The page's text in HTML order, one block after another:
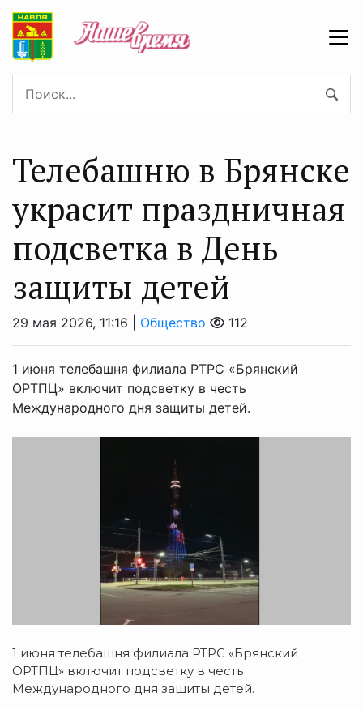
Телебашню в Брянске
украсит праздничная
подсветка в День
защиты детей
29 мая 2026, 11:16 | Общество 112
1 июня телебашня филиала РТРС «Брянский
ОРТПЦ» включит подсветку в честь
Международного дня защиты детей.
1 июня телебашня филиала РТРС «Брянский
ОРТПЦ» включит подсветку в честь
Международного дня защиты детей.